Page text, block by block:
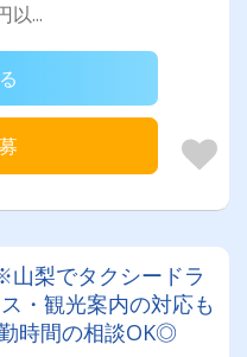
以...
梨でタクシードラ
・観光案内の対応も
／賞与年2回支給 出勤時間の相談OK◎